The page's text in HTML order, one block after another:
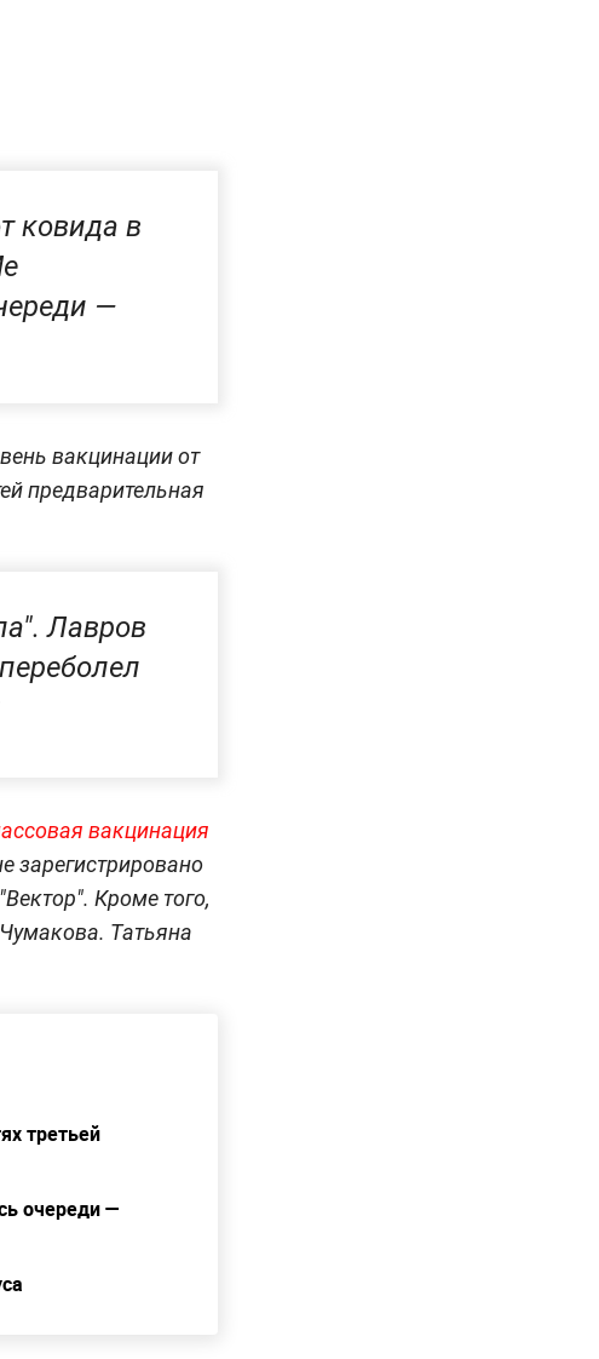
ковида в
—
вакцинации от
предварительная
Лавров
вакцинация
зарегистрировано
Кроме того,
Татьяна
третьей
очереди —